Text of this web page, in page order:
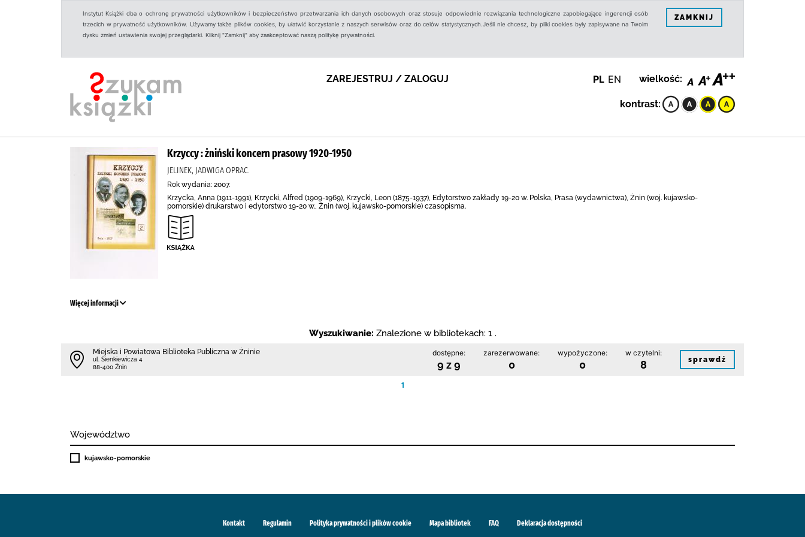
Instytut Książki dba o ochronę prywatności użytkowników i bezpieczeństwo przetwarzania ich danych osobowych oraz stosuje odpowiednie rozwiązania technologiczne zapobiegające ingerencji osób
trzecich w prywatność użytkowników. Używamy także plików cookies, by ułatwić korzystanie z naszych serwisów oraz do celów statystycznych.Jeśli nie chcesz, by pliki cookies były zapisywane na Twoim
dysku zmień ustawienia swojej przeglądarki. Kliknij "Zamknij" aby zaakceptować naszą politykę prywatności.
ZAMKNIJ
ZAREJESTRUJ / ZALOGUJ PL EN wielkość:
kontrast:
Krzyccy : żniński koncern prasowy 1920-1950
JELINEK, JADWIGA OPRAC.
Rok wydania: 2007.
Krzycka, Anna (1911-1991), Krzycki, Alfred (1909-1969), Krzycki, Leon (1875-1937), Edytorstwo zakłady 19-20 w. Polska, Prasa (wydawnictwa), Żnin (woj. kujawsko-
pomorskie) drukarstwo i edytorstwo 19-20 w., Żnin (woj. kujawsko-pomorskie) czasopisma.
Więcej informacji
Wyszukiwanie: Znalezione w bibliotekach: 1 .
Miejska i Powiatowa Biblioteka Publiczna w Żninie
ul. Sienkiewicza 4
88-400 Żnin
dostępne:
9 z 9
zarezerwowane:
0
wypożyczone:
0
w czytelni:
8 sprawdź
1
Województwo
kujawsko-pomorskie
Kontakt Regulamin Polityka prywatności i plików cookie Mapa bibliotek FAQ Deklaracja dostępności